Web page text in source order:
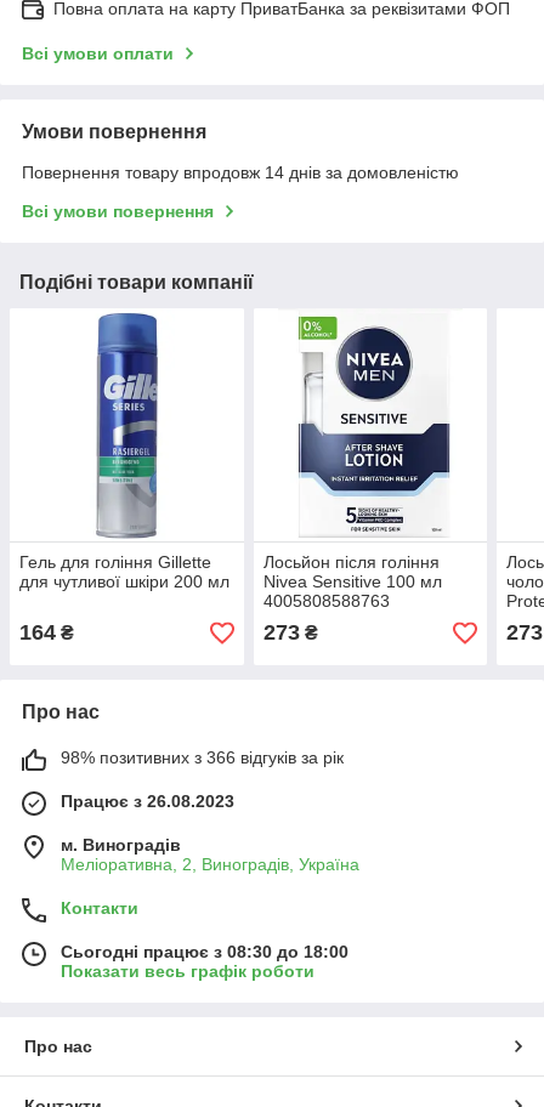
Повна оплата на карту ПриватБанка за реквізитами ФОП
Всі умови оплати
Умови повернення
Повернення товару впродовж 14 днів за домовленістю
Всі умови повернення
Подібні товари компанії
Гель для гоління Gillette
для чутливої шкіри 200 мл
164 ₴
Лосьйон після гоління
Nivea Sensitive 100 мл
4005808588763
273₴
100
273
Про нас
98% позитивних з 366 відгуків за рік
Працює з 26.08.2023
м. Виноградів
Меліоративна, 2, Виноградів, Україна
Контакти
Сьогодні працює з 08:30 до 18:00
Показати весь графік роботи
Про нас